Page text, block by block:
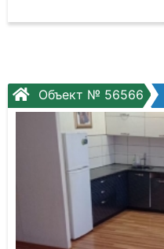
Объект № 56566